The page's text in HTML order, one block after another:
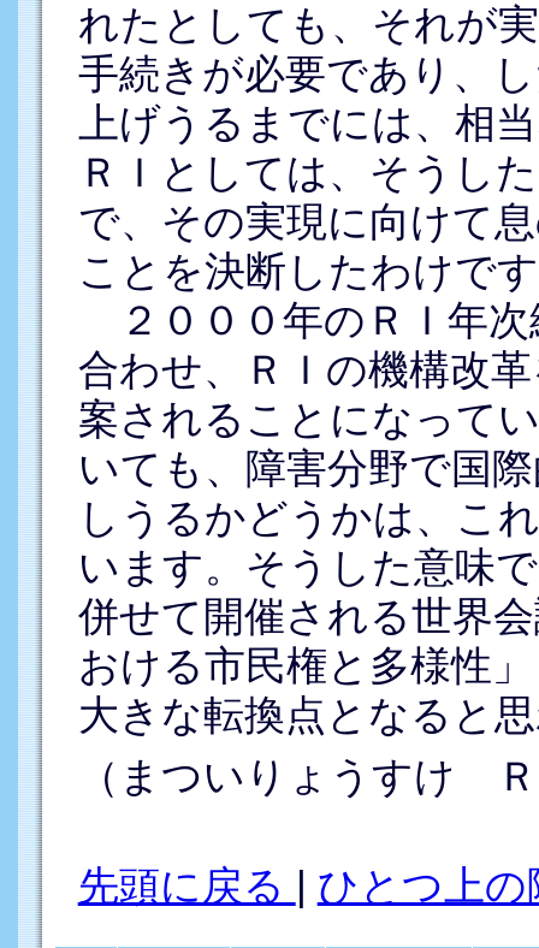
れたとしても、それが
手続きが必要であり、
上げうるまでには、相
ＲＩとしては、そうし
で、その実現に向けて
ことを決断したわけで
２０００年のＲＩ年次
合わせ、ＲＩの機構改
案されることになって
いても、障害分野で国
しうるかどうかは、こ
います。そうした意味
併せて開催される世界
おける市民権と多様性
大きな転換点となると
（まついりょうすけ
先頭に戻る | ひとつ上の